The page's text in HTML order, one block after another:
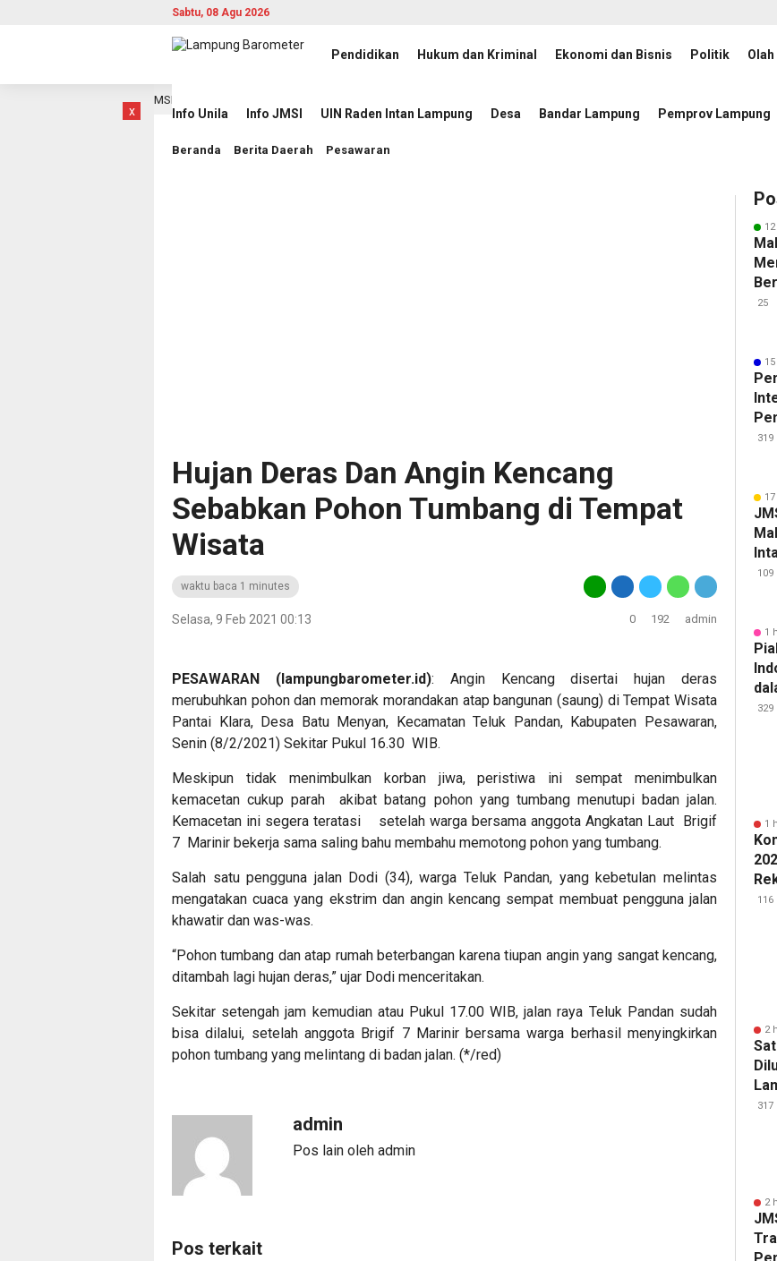
Sabtu, 08 Agu 2026
Pendidikan Hukum dan Kriminal Ekonomi dan Bisnis Politik Olah
Info Unila Info JMSI UIN Raden Intan Lampung Desa Bandar Lampung Pemprov Lampung
x
Berbasis AI di JMSI JMSI
Beranda Berita Daerah Pesawaran
Hujan Deras Dan Angin Kencang
Sebabkan Pohon Tumbang di Tempat
Wisata
waktu baca 1 minutes
Selasa, 9 Feb 2021 00:13 0 192 admin
PESAWARAN (lampungbarometer.id): Angin Kencang disertai hujan deras
merubuhkan pohon dan memorak morandakan atap bangunan (saung) di Tempat Wisata
Pantai Klara, Desa Batu Menyan, Kecamatan Teluk Pandan, Kabupaten Pesawaran,
Senin (8/2/2021) Sekitar Pukul 16.30 WIB.
Meskipun tidak menimbulkan korban jiwa, peristiwa ini sempat menimbulkan
kemacetan cukup parah akibat batang pohon yang tumbang menutupi badan jalan.
Kemacetan ini segera teratasi setelah warga bersama anggota Angkatan Laut Brigif
7 Marinir bekerja sama saling bahu membahu memotong pohon yang tumbang.
Salah satu pengguna jalan Dodi (34), warga Teluk Pandan, yang kebetulan melintas
mengatakan cuaca yang ekstrim dan angin kencang sempat membuat pengguna jalan
khawatir dan was-was.
“Pohon tumbang dan atap rumah beterbangan karena tiupan angin yang sangat kencang,
ditambah lagi hujan deras,” ujar Dodi menceritakan.
Sekitar setengah jam kemudian atau Pukul 17.00 WIB, jalan raya Teluk Pandan sudah
bisa dilalui, setelah anggota Brigif 7 Marinir bersama warga berhasil menyingkirkan
pohon tumbang yang melintang di badan jalan. (*/red)
admin
Pos lain oleh admin
Pos terkait
25
319
109
1
329
1
116
2
Baru
317
2